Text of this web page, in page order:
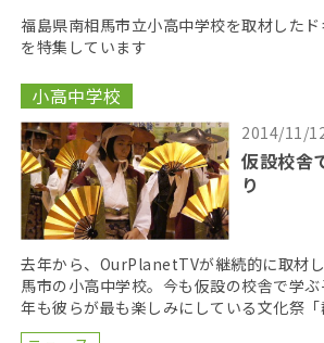
福島県南相馬市立小高中学校を取材した
を特集しています
小高中学校
2014/11/
仮設校舎
り
去年から、OurPlanetTVが継続的に取材
馬市の小高中学校。今も仮設の校舎で学
年も彼らが最も楽しみにしている文化祭
ってきた。 小高中学では長年、入学した